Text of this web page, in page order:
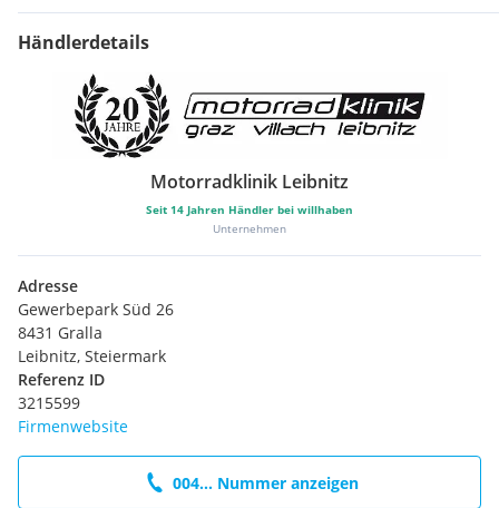
Händlerdetails
Motorradklinik Leibnitz
Seit 14 Jahren Händler bei willhaben
Unternehmen
Adresse
Gewerbepark Süd 26
8431 Gralla
Leibnitz, Steiermark
Referenz ID
3215599
Firmenwebsite
004... Nummer anzeigen